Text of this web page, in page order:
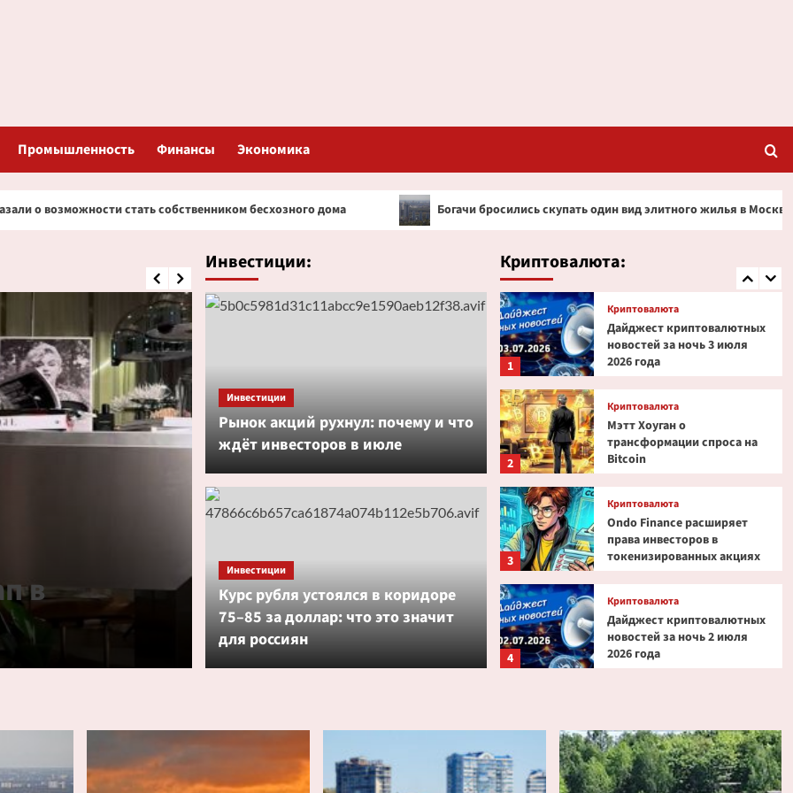
Промышленность Финансы Экономика
стать собственником бесхозного дома Богачи бросились скупать один вид элитного жилья в Москве
в
Покупатели люкса опережают бренды
в использовании ИИ
Инвестиции:
Инвестиции
Рынок акций рухнул: почему и что
ждёт инвесторов в июле
Инвестиции
Курс рубля устоялся в коридоре
75–85 за доллар: что это значит
для россиян
Криптовалюта:
4
5
Криптовалюта
000
1
Криптовалюта
Дайджест криптовалютных
новостей за ночь 3 июля
2026 года
2
Криптовалюта
Мэтт Хоуган о
трансформации спроса на
Bitcoin
3
Криптовалюта
Ondo Finance расширяет
права инвесторов в
токенизированных акциях
4
Криптовалюта
Дайджест криптовалютных
новостей за ночь 2 июля
2026 года
5
снижение биткоина до $52
000